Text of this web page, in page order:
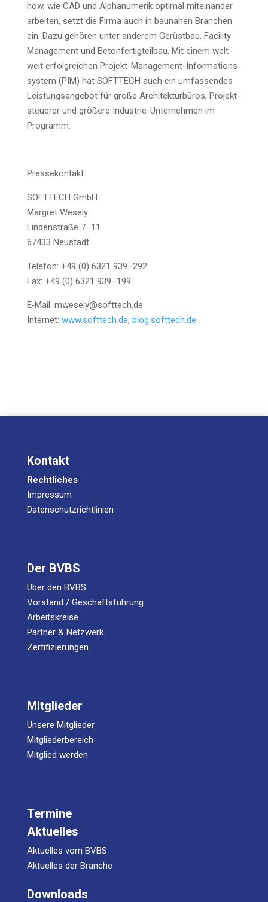
how, wie CAD und Alpha­nu­me­rik opti­mal mit­ein­an­der
arbei­ten, setzt die Fir­ma auch in bau­na­hen Bran­chen
ein. Dazu gehö­ren unter ande­rem Gerüst­bau, Faci­li­ty
Manage­ment und Beton­fer­tig­teil­bau. Mit einem welt­
weit erfolg­rei­chen Pro­jekt-Manage­ment-Infor­ma­ti­ons­
sys­tem (PIM) hat SOFTTECH auch ein umfas­sen­des
Leis­tungs­an­ge­bot für gro­ße Archi­tek­tur­bü­ros, Pro­jekt­
steue­rer und grö­ße­re Indus­trie-Unter­neh­men im
Programm.
Pres­se­kon­takt
SOFTTECH GmbH
Mar­gret Wesely
Lin­den­stra­ße 7–11
67433 Neustadt
Tele­fon: +49 (0) 6321 939–292
Fax: +49 (0) 6321 939–199
E‑Mail: mwesely@softtech.de
Inter­net: www.softtech.de; blog.softtech.de
Kontakt
Rechtliches
Impressum
Datenschutzrichtlinien
Der BVBS
Über den BVBS
Vorstand / Geschäftsführung
Arbeitskreise
Partner & Netzwerk
Zertifizierungen
Mitglieder
Unsere Mitglieder
Mitgliederbereich
Mitglied werden
Termine
Aktuelles
Aktuelles vom BVBS
Aktuelles der Branche
Downloads